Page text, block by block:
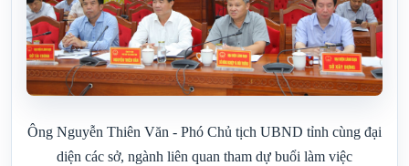
Ông Nguyễn Thiên Văn - Phó Chủ tịch UBND tỉnh cùng đại
diện các sở, ngành liên quan tham dự buổi làm việc